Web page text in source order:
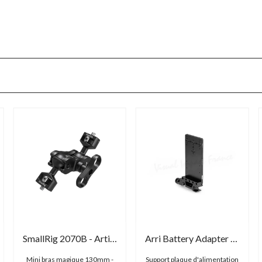
SmallRig 2070B - Articulating Arm with Double Ballheads
Mini bras magique 130mm -
Arri Battery Adapter Plate BAP-1
Support plaque d'alimentation